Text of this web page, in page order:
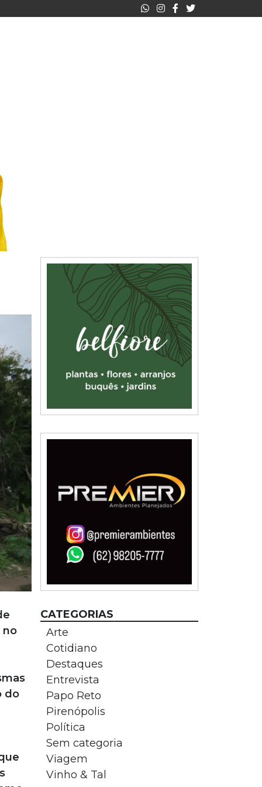
no
do
CATEGORIAS
Arte
Cotidiano
Destaques
Entrevista
Papo Reto
Pirenópolis
Política
Sem categoria
Viagem
Vinho & Tal